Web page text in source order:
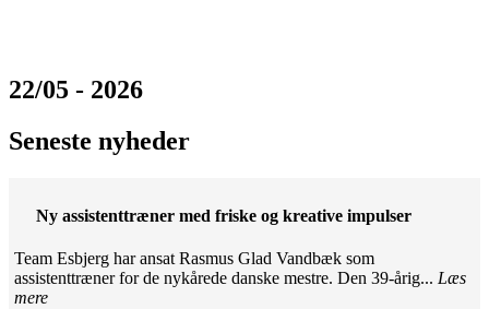
22/05 - 2026
Seneste nyheder
Ny assistenttræner med friske og kreative impulser
Team Esbjerg har ansat Rasmus Glad Vandbæk som
assistenttræner for de nykårede danske mestre. Den 39-årig... Læs
mere